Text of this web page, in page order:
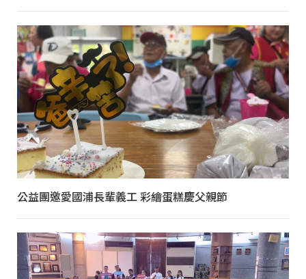
公益團邀愛國浦長輩義工 彩繪蛋糕慶父親節